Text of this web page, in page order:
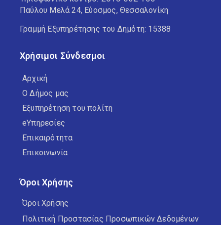
Παύλου Μελά 24, Εύοσμος, Θεσσαλονίκη
Γραμμή Εξυπηρέτησης του Δημότη: 15388
Χρήσιμοι Σύνδεσμοι
Αρχική
Ο Δήμος μας
Εξυπηρέτηση του πολίτη
eΥπηρεσίες
Επικαιρότητα
Επικοινωνία
Όροι Χρήσης
Όροι Χρήσης
Πολιτική Προστασίας Προσωπικών Δεδομένων